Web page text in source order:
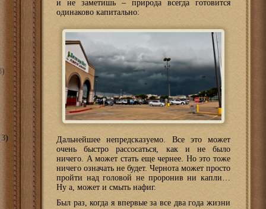
и не заметишь – природа всегда готовится
одинаково капитально:
Дальнейшее непредсказуемо. Все это может
очень быстро рассосаться, как и не было
ничего. А может стать еще чернее. Но это тоже
ничего означать не будет. Чернота может просто
пройти над головой не проронив ни капли…
Ну а, может и смыть нафиг.
Был раз, когда я впервые за все два года жизни